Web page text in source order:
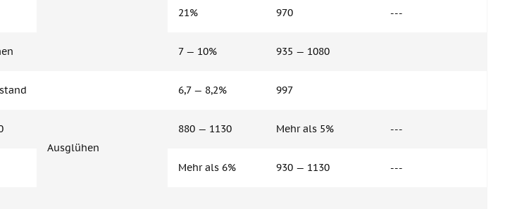
21% 970 ---
7 — 10% 935 — 1080
6,7 — 8,2% 997
Ausglühen
880 — 1130 Mehr als 5% ---
Mehr als 6% 930 — 1130 ---